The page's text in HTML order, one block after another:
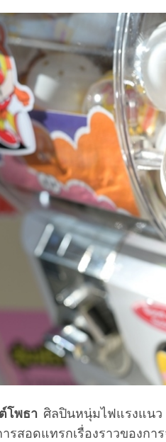
โพธา ศิลปินหนุ่มไฟแรงแนว
รสอดแทรกเรื่องราวของก